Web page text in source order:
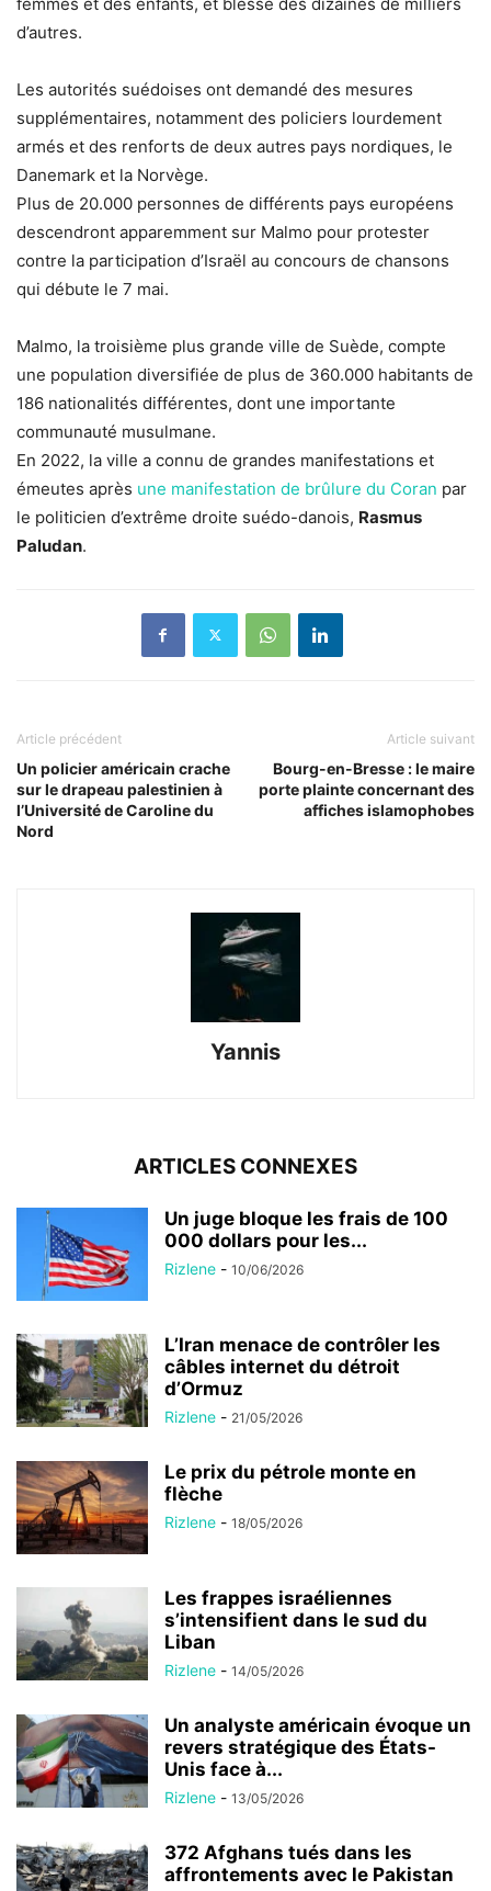
d’autres.
Les autorités suédoises ont demandé des mesures
supplémentaires, notamment des policiers lourdement
armés et des renforts de deux autres pays nordiques, le
Danemark et la Norvège.
Plus de 20.000 personnes de différents pays européens
descendront apparemment sur Malmo pour protester
contre la participation d’Israël au concours de chansons
qui débute le 7 mai.
Malmo, la troisième plus grande ville de Suède, compte
une population diversifiée de plus de 360.000 habitants de
186 nationalités différentes, dont une importante
communauté musulmane.
En 2022, la ville a connu de grandes manifestations et
émeutes après une manifestation de brûlure du Coran par
le politicien d’extrême droite suédo-danois, Rasmus
Paludan.
Article précédent
Un policier américain crache
sur le drapeau palestinien à
l’Université de Caroline du
Nord
Article suivant
Bourg-en-Bresse : le maire
porte plainte concernant des
affiches islamophobes
Yannis
ARTICLES CONNEXES
Un juge bloque les frais de 100
000 dollars pour les...
Rizlene - 10/06/2026
L’Iran menace de contrôler les
câbles internet du détroit
d’Ormuz
Rizlene - 21/05/2026
Le prix du pétrole monte en
flèche
Rizlene - 18/05/2026
Les frappes israéliennes
s’intensifient dans le sud du
Liban
Rizlene - 14/05/2026
Un analyste américain évoque un
revers stratégique des États-
Unis face à...
Rizlene - 13/05/2026
372 Afghans tués dans les
affrontements avec le Pakistan